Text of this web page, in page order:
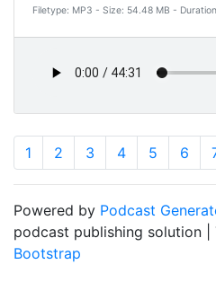
Filetype: MP3 - Size: 54.48 MB -
1 2 3 4 5 6
Powered by Podcast
podcast publishing solution |
Bootstrap